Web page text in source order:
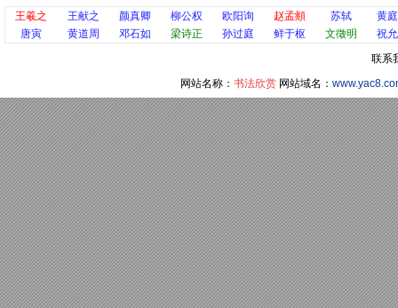
王羲之 王献之 颜真卿 柳公权 欧阳询 赵孟頫 苏轼
黄
唐寅
黄道周 邓石如 梁诗正 孙过庭 鲜于枢 文徵明
祝
联系
网站名称： 书法欣赏 网站域名：